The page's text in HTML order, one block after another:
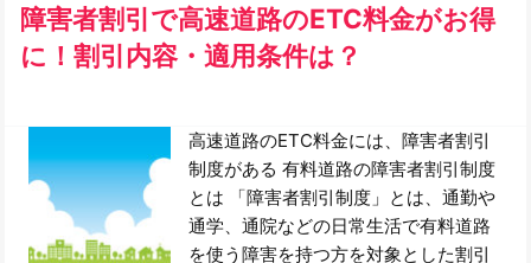
障害者割引で高速道路のETC料金がお得
に！割引内容・適用条件は？
高速道路のETC料金には、障害者割引
制度がある 有料道路の障害者割引制度
とは 「障害者割引制度」とは、通勤や
通学、通院などの日常生活で有料道路
を使う障害を持つ方を対象とした割引